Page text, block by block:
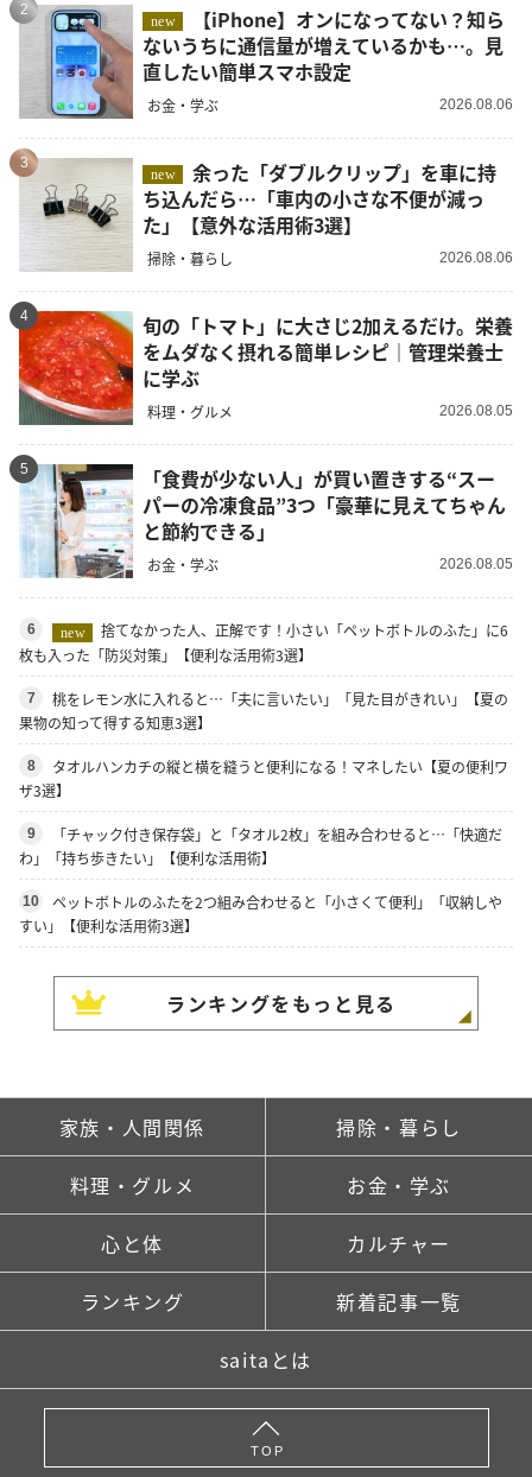
2
new
ないうちに通信量が増えているかも…。見
直したい簡単スマホ設定
お金・学ぶ 2026.08.06
3
new
余った「ダブルクリップ」を車に持
ち込んだら…「車内の小さな不便が減っ
た」【意外な活用術3選】
掃除・暮らし 2026.08.06
4
旬の「トマト」に大さじ2加えるだけ。栄養
をムダなく摂れる簡単レシピ｜管理栄養士
に学ぶ
料理・グルメ 2026.08.05
5
「食費が少ない人」が買い置きする“スー
パーの冷凍食品”3つ「豪華に見えてちゃん
と節約できる」
お金・学ぶ 2026.08.05
6 new
捨てなかった人、正解です！小さい「ペットボトルのふた」に6
枚も入った「防災対策」【便利な活用術3選】
7
桃をレモン水に入れると…「夫に言いたい」「見た目がきれい」【夏の
果物の知って得する知恵3選】
8
タオルハンカチの縦と横を縫うと便利になる！マネしたい【夏の便利ワ
ザ3選】
9
「チャック付き保存袋」と「タオル2枚」を組み合わせると…「快適だ
わ」「持ち歩きたい」【便利な活用術】
10
ペットボトルのふたを2つ組み合わせると「小さくて便利」「収納しや
すい」【便利な活用術3選】
ランキングをもっと見る
家族・人間関係 掃除・暮らし
料理・グルメ お金・学ぶ
心と体 カルチャー
ランキング 新着記事一覧
saitaとは
TOP